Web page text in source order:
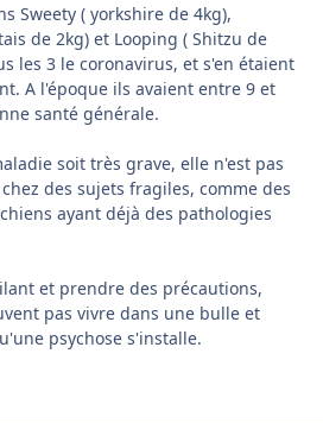
Sweety ( yorkshire de 4kg),
de 2kg) et Looping ( Shitzu de
les 3 le coronavirus, et s'en étaient
A l'époque ils avaient entre 9 et
santé générale.
soit très grave, elle n'est pas
des sujets fragiles, comme des
ayant déjà des pathologies
et prendre des précautions,
pas vivre dans une bulle et
psychose s'installe.